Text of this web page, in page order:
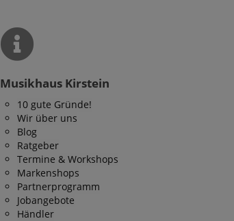
Musikhaus Kirstein
10 gute Gründe!
Wir über uns
Blog
Ratgeber
Termine & Workshops
Markenshops
Partnerprogramm
Jobangebote
Händler